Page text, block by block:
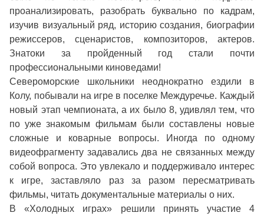
проанализировать, разобрать буквально по кадрам,
изучив визуальный ряд, историю создания, биографии
режиссеров, сценаристов, композиторов, актеров.
Знатоки за пройденный год стали почти
профессиональными киноведами!
Североморские школьники неоднократно ездили в
Колу, побывали на игре в поселке Междуречье. Каждый
новый этап чемпионата, а их было 8, удивлял тем, что
по уже знакомым фильмам были составлены новые
сложные и коварные вопросы. Иногда по одному
видеофрагменту задавались два не связанных между
собой вопроса. Это увлекало и поддерживало интерес
к игре, заставляло раз за разом пересматривать
фильмы, читать документальные материалы о них.
В «Холодных играх» решили принять участие 4